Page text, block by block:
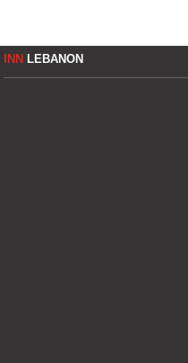
INNLEBANON